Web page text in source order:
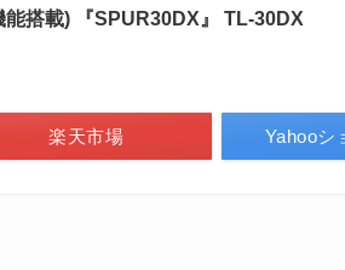
搭載) 『SPUR30DX』 TL-30DX
楽天市場 Yahooシ